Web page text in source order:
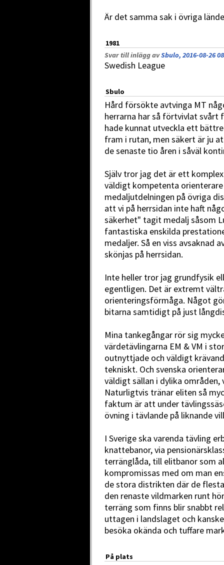
Är det samma sak i övriga
1981
Svar till inlägg avSbulo, 2016-08-26
Swedish League
Sbulo
Hård försökte avtvinga MT
herrarna har så förtvivlat svårt
hade kunnat utveckla ett
fram i rutan, men säkert är ju
de senaste tio åren i såväl
Själv tror jag det är ett
väldigt kompetenta orienterare
medaljutdelningen på övriga
att vi på herrsidan inte haft
säkerhet" tagit medalj såsom
fantastiska enskilda
medaljer. Så en viss avsaknad
skönjas på herrsidan.
Inte heller tror jag grundfysik
egentligen. Det är extremt
orienteringsförmåga. Något
bitarna samtidigt på just
Mina tankegångar rör sig
värdetävlingarna EM & VM i
outnyttjade och väldigt
tekniskt. Och svenska
väldigt sällan i dylika områden,
Naturligtvis tränar eliten så
faktum är att under
övning i tävlande på liknande
I Sverige ska varenda tävling
knattebanor, via
terränglåda, till elitbanor som
kompromissas med om man
de stora distrikten där de
den renaste vildmarken runt
terräng som finns blir snabbt
uttagen i landslaget och
besöka okända och tuffare
På plats